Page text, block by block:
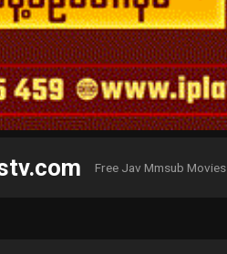
❅
❅
Free Jav Mmsub Movies